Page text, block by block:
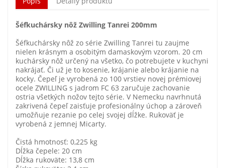
Šéfkuchársky nôž Zwilling Tanrei 200mm
Šéfkuchársky nôž zo série Zwilling Tanrei tu zaujme
nielen krásnym a osobitým damaskovým vzorom. 20 cm
kuchársky nôž určený na všetko, čo potrebujete v kuchyni
nakrájať. Či už je to kosenie, krájanie alebo krájanie na
kocky. Čepeľ je vyrobená zo 100 vrstiev novej prémiovej
ocele ZWILLING s jadrom FC 63 zaručuje zachovanie
ostria všetkých nožov tejto série. V Nemecku navrhnutá
zakrivená čepeľ zaisťuje profesionálny úchop a zároveň
umožňuje rezanie po celej svojej dĺžke. Rukoväť je
vyrobená z jemnej Micarty.
Čistá hmotnosť: 0,225 kg
Dĺžka čepele: 20 cm
Dĺžka rukoväte: 13,8 cm